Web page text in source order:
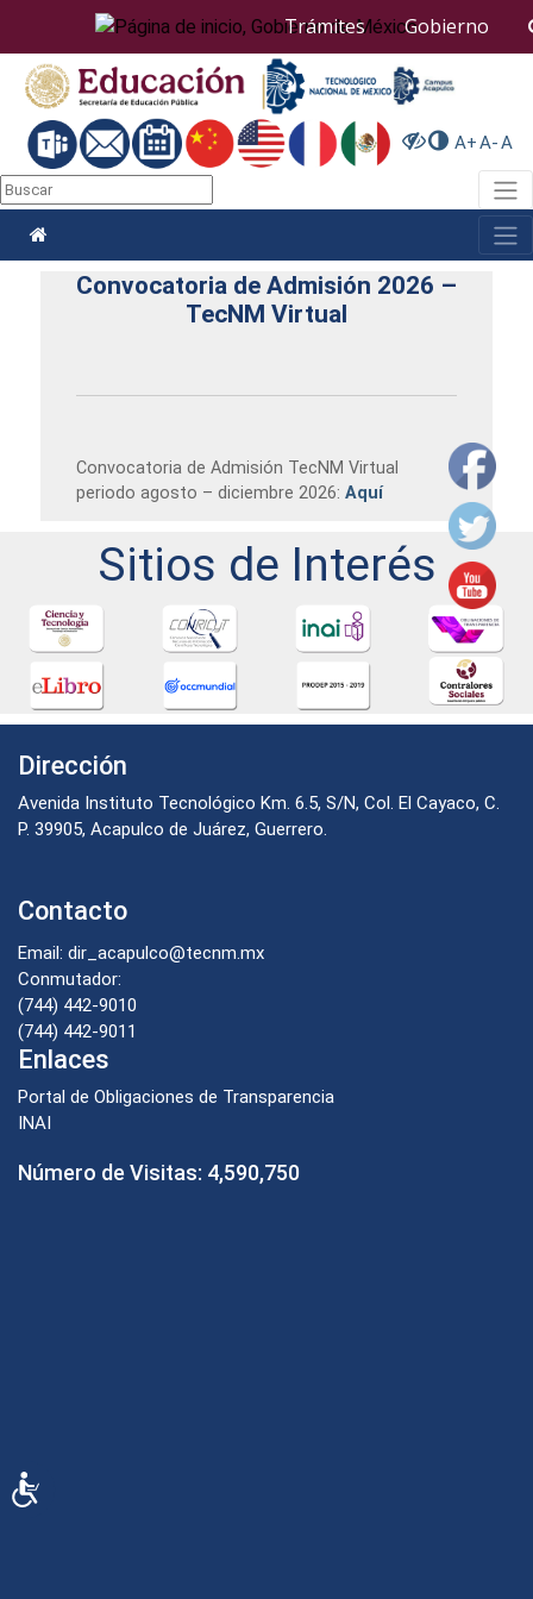
sitio
web
incluye
sistema
accesibilidad.
Trámites Gobierno
A+A-A
Convocatoria de Admisión 2026 –
TecNM Virtual
Convocatoria de Admisión TecNM Virtual
periodo agosto – diciembre 2026: Aquí
Sitios de Interés
Dirección
Avenida Instituto Tecnológico Km. 6.5, S/N, Col. El Cayaco, C.
P. 39905, Acapulco de Juárez, Guerrero.
Contacto
Email: dir_acapulco@tecnm.mx
Conmutador:
(744) 442-9010
(744) 442-9011
Enlaces
Portal de Obligaciones de Transparencia
INAI
Número de Visitas: 4,590,750